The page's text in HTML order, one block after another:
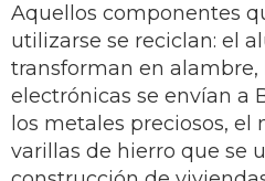
Aquellos componentes
utilizarse se reciclan: el
transforman en alambre,
electrónicas se envían a
los metales preciosos,
varillas de hierro que se